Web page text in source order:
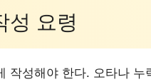
성 요령
작성해야 한다. 오타나